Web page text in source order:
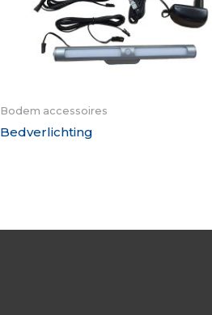
Bodem accessoires
Bedverlichting